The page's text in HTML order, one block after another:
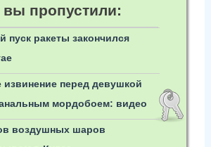
пропустили:
пуск ракеты закончился
извинение перед девушкой
мордобоем: видео
воздушных шаров